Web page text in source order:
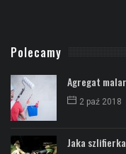
Polecamy
Agregat
2 paź 2018
Jaka